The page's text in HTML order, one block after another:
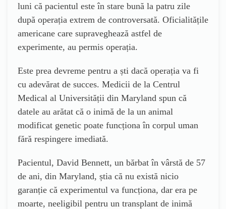
luni că pacientul este în stare bună la patru zile
după operația extrem de controversată. Oficialitățile
americane care supraveghează astfel de
experimente, au permis operația.
Este prea devreme pentru a ști dacă operația va fi
cu adevărat de succes. Medicii de la Centrul
Medical al Universității din Maryland spun că
datele au arătat că o inimă de la un animal
modificat genetic poate funcționa în corpul uman
fără respingere imediată.
Pacientul, David Bennett, un bărbat în vârstă de 57
de ani, din Maryland, știa că nu există nicio
garanție că experimentul va funcționa, dar era pe
moarte, neeligibil pentru un transplant de inimă